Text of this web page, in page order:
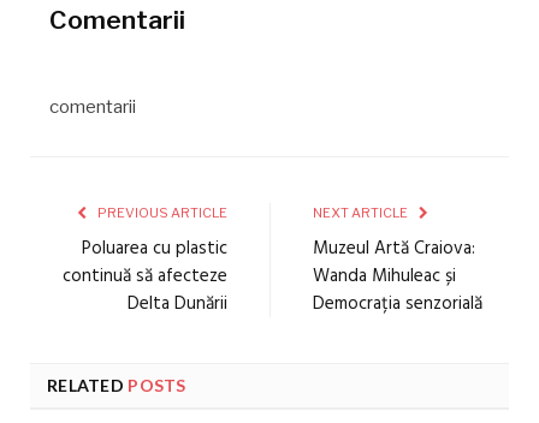
Comentarii
comentarii
PREVIOUS ARTICLE
Poluarea cu plastic
continuă să afecteze
Delta Dunării
NEXT ARTICLE
Muzeul Artă Craiova:
Wanda Mihuleac și
Democrația senzorială
RELATED POSTS